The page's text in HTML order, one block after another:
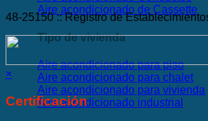
Aire acondicionado de Cassette
Tipo de vivienda
Aire acondicionado para piso
Aire acondicionado para chalet
Aire acondicionado para vivienda
Aire acondicionado industrial
48-25150 :: Registro de
×
Certificación